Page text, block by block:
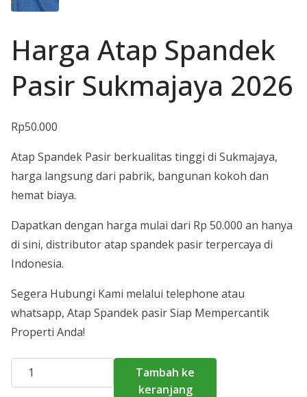
Harga Atap Spandek
Pasir Sukmajaya 2026
Rp50.000
Atap Spandek Pasir berkualitas tinggi di Sukmajaya,
harga langsung dari pabrik, bangunan kokoh dan
hemat biaya.
Dapatkan dengan harga mulai dari Rp 50.000 an hanya
di sini, distributor atap spandek pasir terpercaya di
Indonesia.
Segera Hubungi Kami melalui telephone atau
whatsapp, Atap Spandek pasir Siap Mempercantik
Properti Anda!
Kuantitas
Harga
Tambah ke
keranjang